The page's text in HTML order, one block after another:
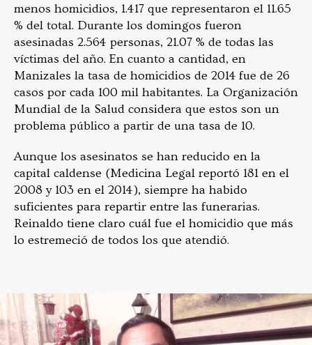
menos homicidios, 1.417 que representaron el 11.65
% del total. Durante los domingos fueron
asesinadas 2.564 personas, 21.07 % de todas las
víctimas del año. En cuanto a cantidad, en
Manizales la tasa de homicidios de 2014 fue de 26
casos por cada 100 mil habitantes. La Organización
Mundial de la Salud considera que estos son un
problema público a partir de una tasa de 10.
Aunque los asesinatos se han reducido en la
capital caldense (Medicina Legal reportó 181 en el
2008 y 103 en el 2014), siempre ha habido
suficientes para repartir entre las funerarias.
Reinaldo tiene claro cuál fue el homicidio que más
lo estremeció de todos los que atendió.